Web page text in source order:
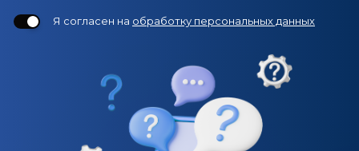
Я согласен на обработку персональных данных